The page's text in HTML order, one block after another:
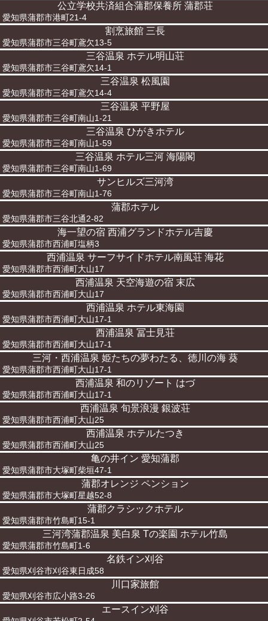
公立学校共済組合蒲郡保養所 蒲郡荘
愛知県蒲郡市港町21-4
割烹旅館 三長
愛知県蒲郡市三谷町鳶欠13-5
三谷温泉 ホテル明山荘
愛知県蒲郡市三谷町鳶欠14-1
三谷温泉 松風園
愛知県蒲郡市三谷町鳶欠14-4
三谷温泉 平野屋
愛知県蒲郡市三谷町南山1-21
三谷温泉 ひがきホテル
愛知県蒲郡市三谷町南山1-59
三谷温泉 ホテル三河 海陽閣
愛知県蒲郡市三谷町南山1-69
サンヒルズ三河湾
愛知県蒲郡市三谷町南山1-76
蒲郡ホテル
愛知県蒲郡市三谷北通2-82
海一望の宿 西浦グランドホテル吉慶
愛知県蒲郡市西浦町塩柄3
西浦温泉 サーフサイドホテル南風荘 海花
愛知県蒲郡市西浦町大山17
西浦温泉 天空海遊の宿 末広
愛知県蒲郡市西浦町大山17
西浦温泉 ホテル東海園
愛知県蒲郡市西浦町大山17-1
西浦温泉 冨士見荘
愛知県蒲郡市西浦町大山17-1
三河・西浦温泉 姫たちの夢わたる、徳川の海 葵
愛知県蒲郡市西浦町大山17-1
西浦温泉 和のリゾート はづ
愛知県蒲郡市西浦町大山17-1
西浦温泉 旬景浪漫 銀波荘
愛知県蒲郡市西浦町大山25
西浦温泉 ホテルたつき
愛知県蒲郡市西浦町大山25
亀の井イン 愛知蒲郡
愛知県蒲郡市大塚町柴垣47-1
蒲郡オレンジ ペンション
愛知県蒲郡市大塚町星越52-8
蒲郡クラシックホテル
愛知県蒲郡市竹島町15-1
三河湾蒲郡温泉 美白泉 Tの楽園 ホテル竹島
愛知県蒲郡市竹島町1-6
名鉄イン刈谷
愛知県刈谷市刈谷東日成58
川口家旅館
愛知県刈谷市広小路3-26
エースイン刈谷